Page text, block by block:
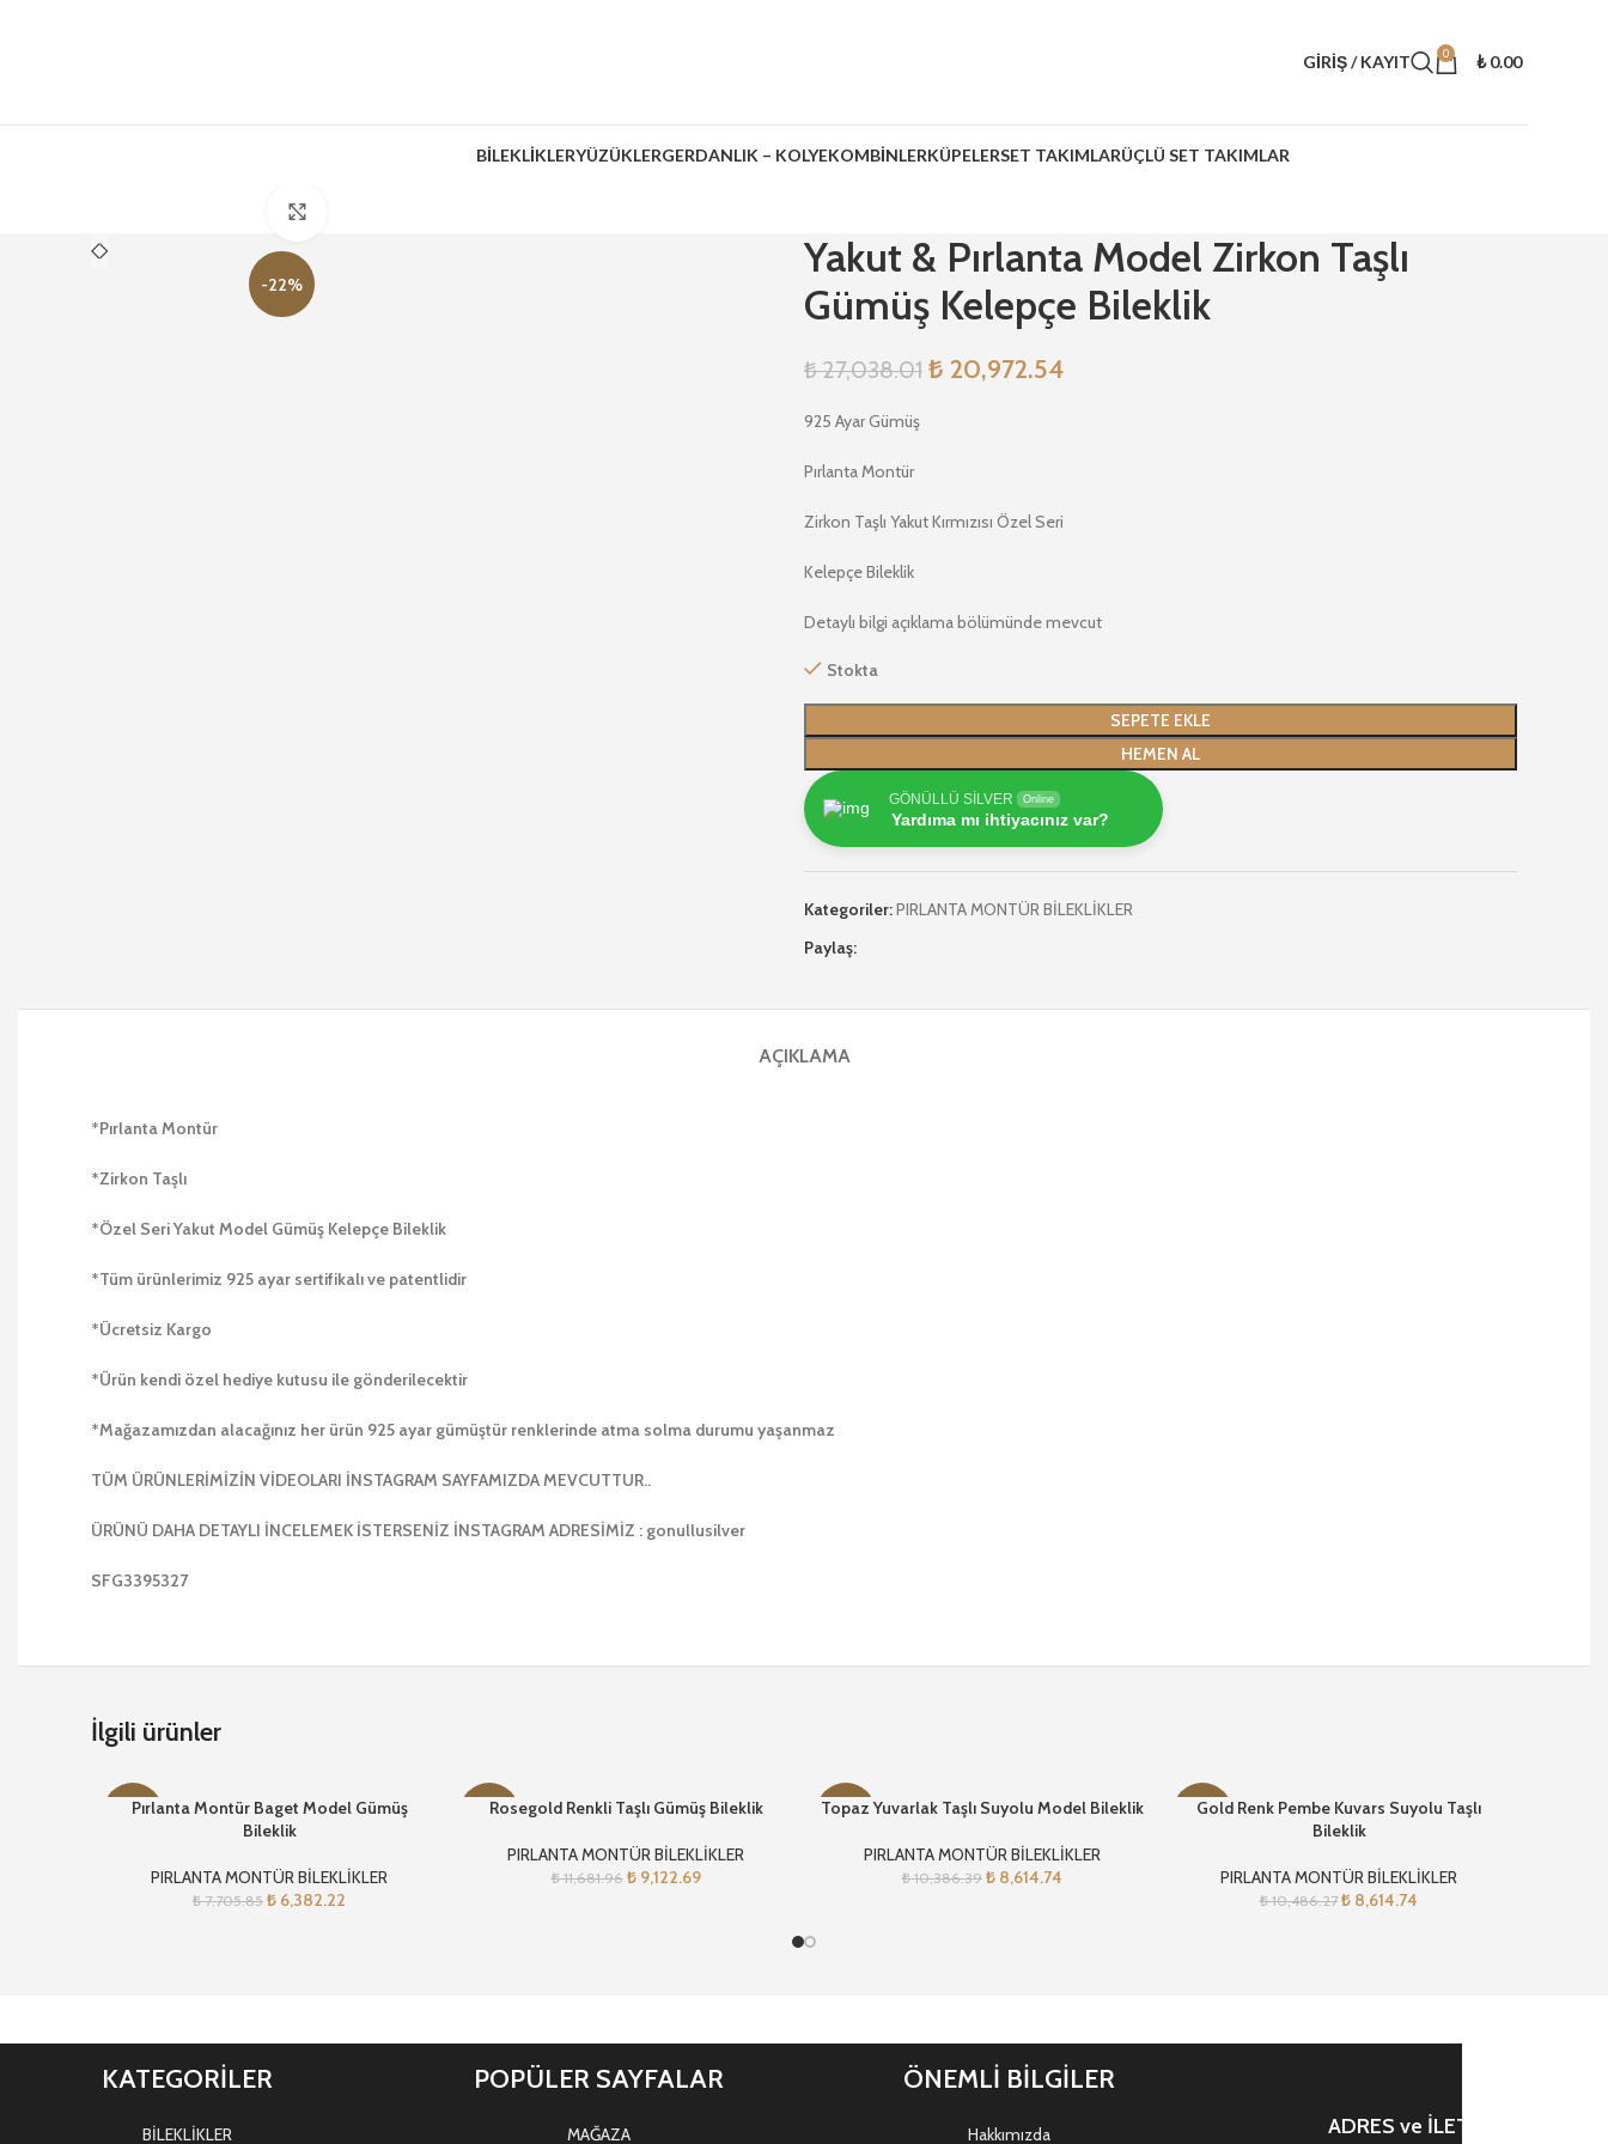
GIRIŞ / KAYIT 0 ₺0.00
BİLEKLİKLERYÜZÜKLERGERDANLIK – KOLYEKOMBİNLERKÜPELERSET TAKIMLARÜÇLÜ SET TAKIMLAR
-22%
Yakut & Pırlanta Model Zirkon Taşlı
Gümüş Kelepçe Bileklik
₺27,038.01 ₺ 20,972.54
925 Ayar Gümüş
Pırlanta Montür
Zirkon Taşlı Yakut Kırmızısı Özel Seri
Kelepçe Bileklik
Detaylı bilgi açıklama bölümünde mevcut
Stokta
SEPETE EKLE
HEMEN AL
GÖNÜLLÜ SİLVER Online
Yardıma mı ihtiyacınız var?
Kategoriler:PIRLANTA MONTÜR BİLEKLİKLER
Paylaş:
AÇIKLAMA
*Pırlanta Montür
*Zirkon Taşlı
*Özel Seri Yakut Model Gümüş Kelepçe Bileklik
*Tüm ürünlerimiz 925 ayar sertifikalı ve patentlidir
*Ücretsiz Kargo
*Ürün kendi özel hediye kutusu ile gönderilecektir
*Mağazamızdan alacağınız her ürün 925 ayar gümüştür renklerinde atma solma durumu yaşanmaz
TÜM ÜRÜNLERİMİZİN VİDEOLARI İNSTAGRAM SAYFAMIZDA MEVCUTTUR..
ÜRÜNÜ DAHA DETAYLI İNCELEMEK İSTERSENİZ İNSTAGRAM ADRESİMİZ : gonullusilver
SFG3395327
İlgili ürünler
-17%
Pırlanta Montür Baget Model Gümüş
Bileklik
PIRLANTA MONTÜR BİLEKLİKLER
₺7,705.85 ₺ 6,382.22
-22%
Rosegold Renkli Taşlı Gümüş Bileklik
PIRLANTA MONTÜR BİLEKLİKLER
₺11,681.96 ₺9,122.69
-17%
Topaz Yuvarlak Taşlı Suyolu Model Bileklik
PIRLANTA MONTÜR BİLEKLİKLER
₺10,386.39 ₺ 8,614.74
-18%
Gold Renk Pembe Kuvars Suyolu Taşlı
Bileklik
PIRLANTA MONTÜR BİLEKLİKLER
₺10,486.27 ₺ 8,614.74
KATEGORİLER
BİLEKLİKLER
POPÜLER SAYFALAR
MAĞAZA
ÖNEMLİ BİLGİLER
Hakkımızda ADRES ve İLETİŞİM